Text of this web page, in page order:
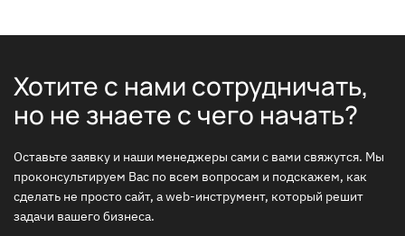
Хотите с нами сотрудничать,
но не знаете с чего начать?
Оставьте заявку и наши менеджеры сами с вами свяжутся. Мы
проконсультируем Вас по всем вопросам и подскажем, как
сделать не просто сайт, а web-инструмент, который решит
задачи вашего бизнеса.